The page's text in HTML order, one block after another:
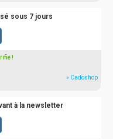
sous 7 jours
!
» Cadoshop
à la newsletter